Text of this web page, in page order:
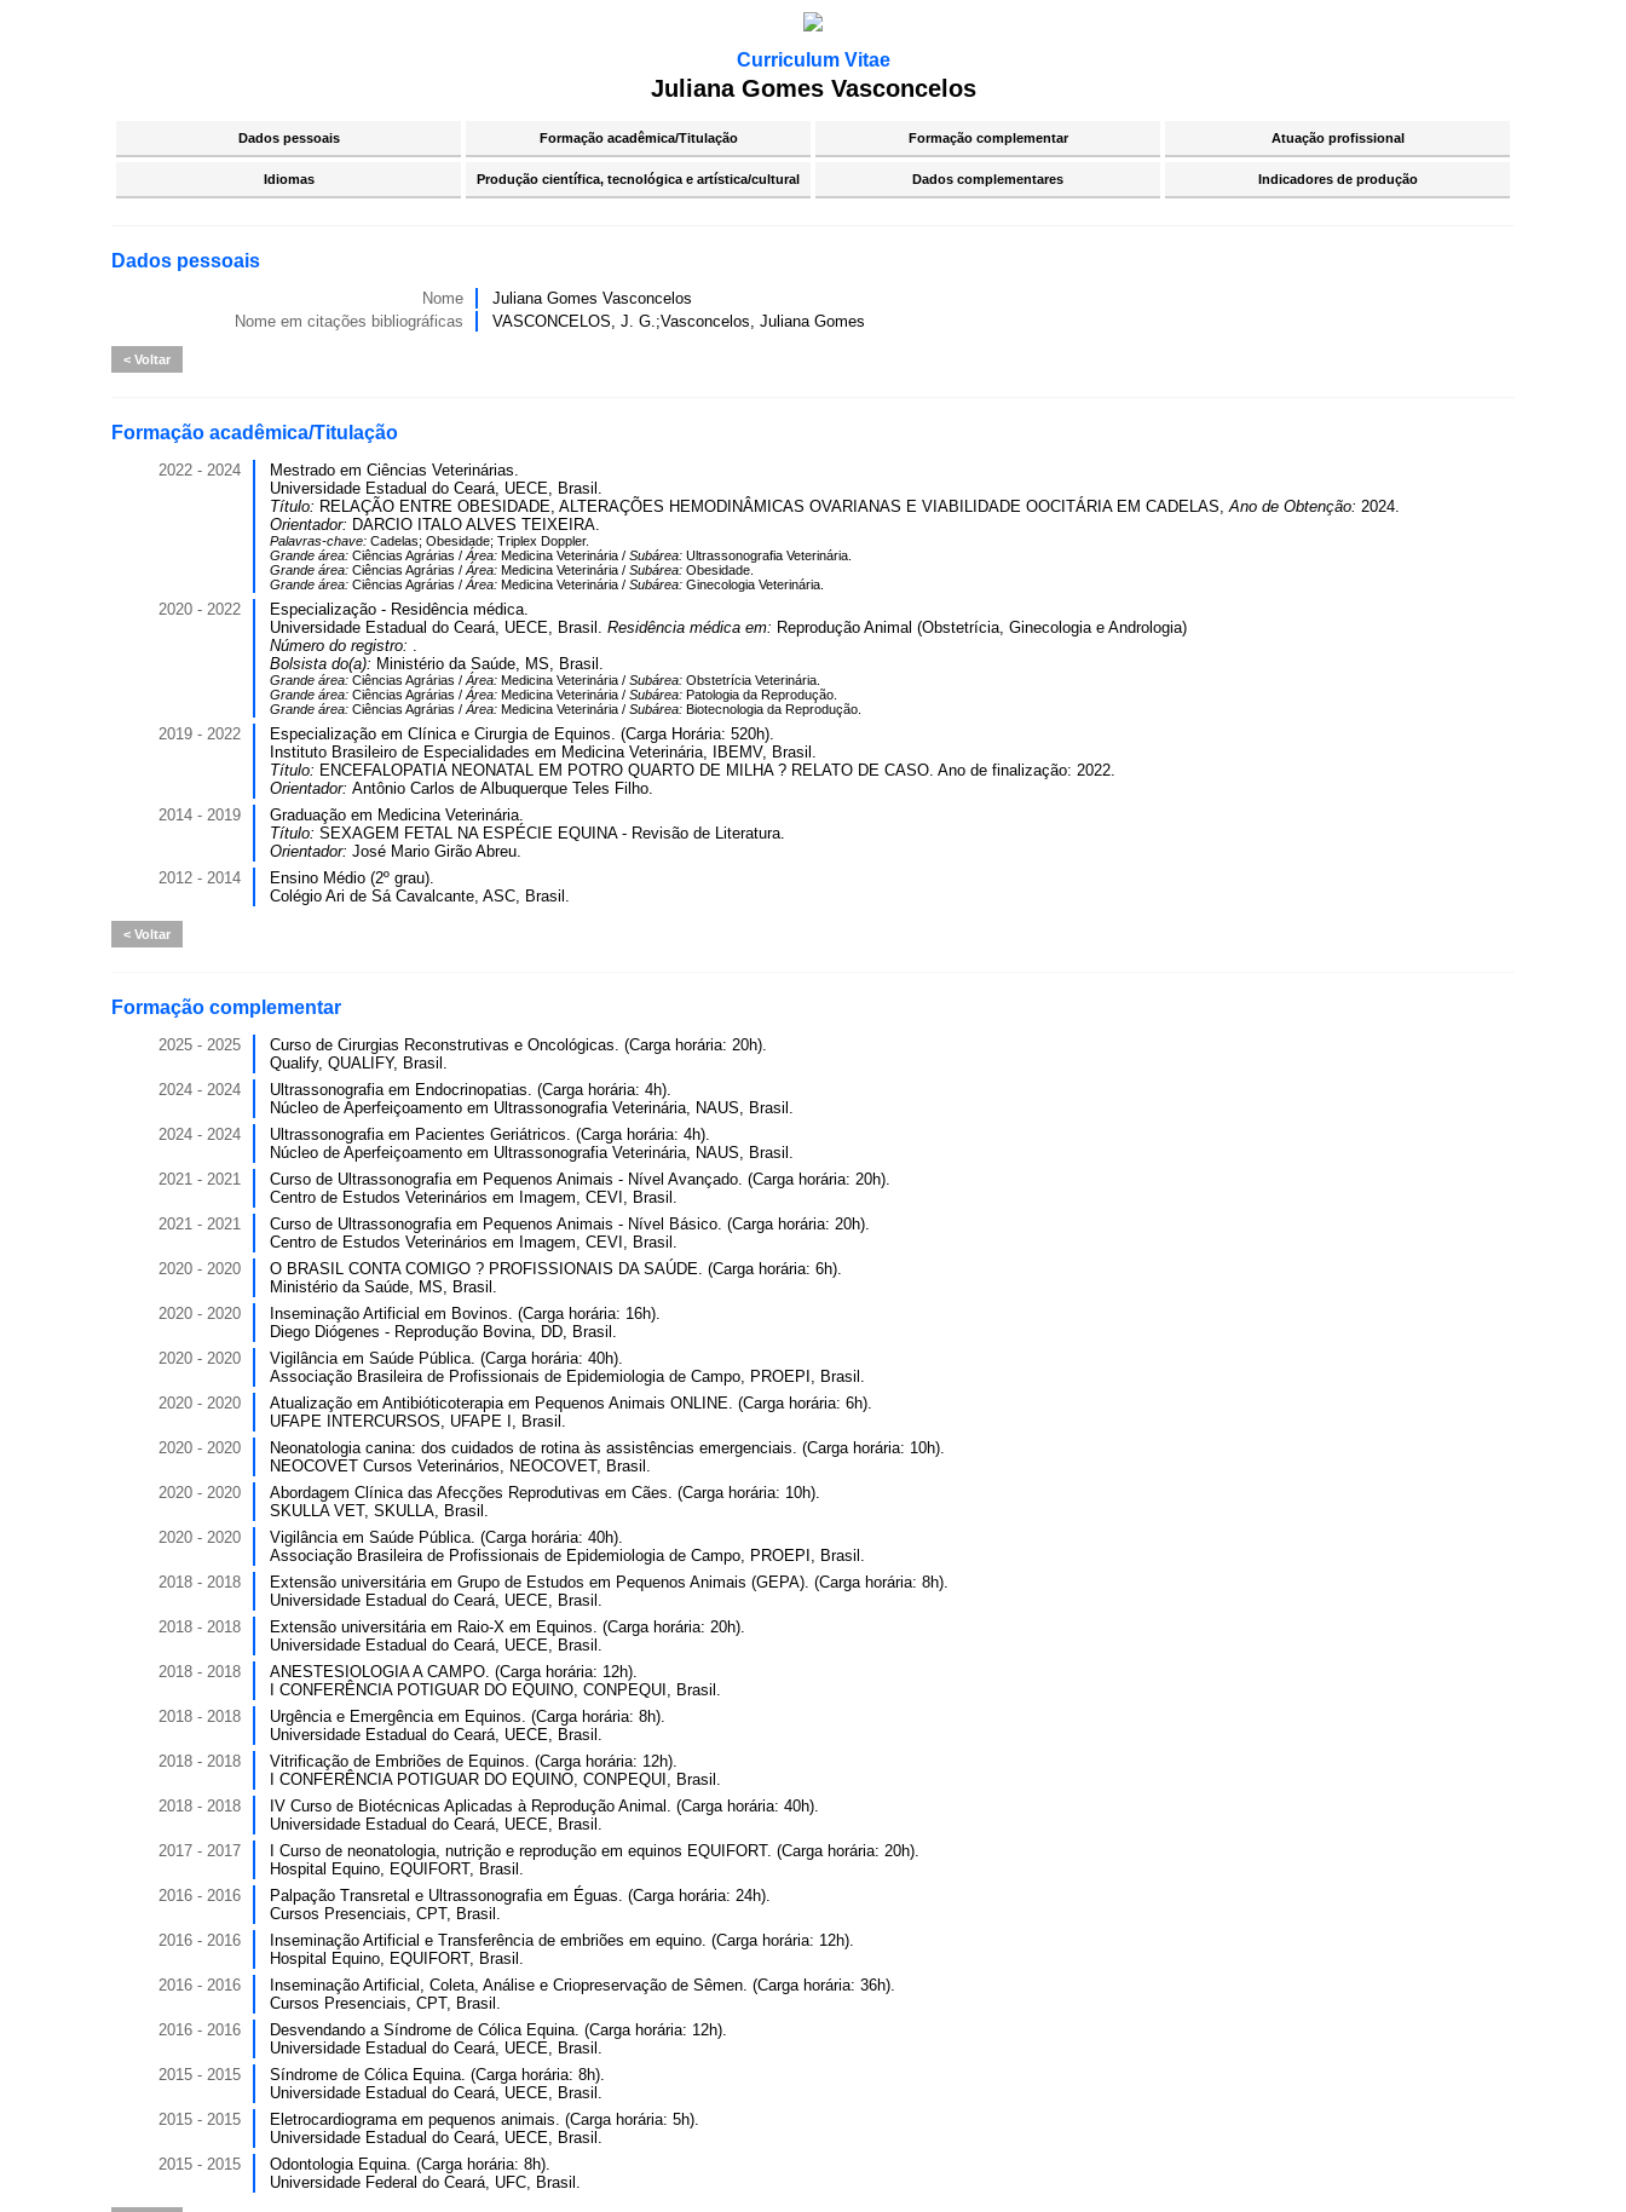
Curriculum Vitae
Juliana Gomes Vasconcelos
Dados pessoais Formação acadêmica/Titulação Formação complementar Atuação profissional
Idiomas Produção científica, tecnológica e artística/cultural Dados complementares Indicadores de produção
Dados pessoais
Nome
Juliana Gomes Vasconcelos
Nome em citações bibliográficas
VASCONCELOS, J. G.;Vasconcelos, Juliana Gomes
Voltar
Formação acadêmica/Titulação
2022 - 2024
Mestrado em Ciências Veterinárias.
Universidade Estadual do Ceará, UECE, Brasil.
Título: RELAÇÃO ENTRE OBESIDADE, ALTERAÇÕES HEMODINÂMICAS OVARIANAS E VIABILIDADE OOCITÁRIA EM CADELAS,Ano de Obtenção: 2024.
Orientador: DARCIO ITALO ALVES TEIXEIRA.
Palavras-chave: Cadelas; Obesidade; Triplex Doppler.
Grande área: Ciências Agrárias / Área: Medicina Veterinária / Subárea: Ultrassonografia Veterinária.
Grande área: Ciências Agrárias / Área: Medicina Veterinária / Subárea: Obesidade.
Grande área: Ciências Agrárias / Área: Medicina Veterinária / Subárea: Ginecologia Veterinária.
2020 - 2022
Especialização - Residência médica.
Universidade Estadual do Ceará, UECE, Brasil. Residência médica em: Reprodução Animal (Obstetrícia, Ginecologia e Andrologia)
Número do registro: .
Bolsista do(a): Ministério da Saúde, MS, Brasil.
Grande área: Ciências Agrárias / Área: Medicina Veterinária / Subárea: Obstetrícia Veterinária.
Grande área: Ciências Agrárias / Área: Medicina Veterinária / Subárea: Patologia da Reprodução.
Grande área: Ciências Agrárias / Área: Medicina Veterinária / Subárea: Biotecnologia da Reprodução.
2019 - 2022
Especialização em Clínica e Cirurgia de Equinos. (Carga Horária: 520h).
Instituto Brasileiro de Especialidades em Medicina Veterinária, IBEMV, Brasil.
Título: ENCEFALOPATIA NEONATAL EM POTRO QUARTO DE MILHA ? RELATO DE CASO. Ano de finalização: 2022.
Orientador: Antônio Carlos de Albuquerque Teles Filho.
2014 - 2019
Graduação em Medicina Veterinária.
Título: SEXAGEM FETAL NA ESPÉCIE EQUINA - Revisão de Literatura.
Orientador: José Mario Girão Abreu.
2012 - 2014
Ensino Médio (2º grau).
Colégio Ari de Sá Cavalcante, ASC, Brasil.
Voltar
Formação complementar
2025 - 2025
Curso de Cirurgias Reconstrutivas e Oncológicas. (Carga horária: 20h).
Qualify, QUALIFY, Brasil.
2024 - 2024
Ultrassonografia em Endocrinopatias. (Carga horária: 4h).
Núcleo de Aperfeiçoamento em Ultrassonografia Veterinária, NAUS, Brasil.
2024 - 2024
Ultrassonografia em Pacientes Geriátricos. (Carga horária: 4h).
Núcleo de Aperfeiçoamento em Ultrassonografia Veterinária, NAUS, Brasil.
2021 - 2021
Curso de Ultrassonografia em Pequenos Animais - Nível Avançado. (Carga horária: 20h).
Centro de Estudos Veterinários em Imagem, CEVI, Brasil.
2021 - 2021
Curso de Ultrassonografia em Pequenos Animais - Nível Básico. (Carga horária: 20h).
Centro de Estudos Veterinários em Imagem, CEVI, Brasil.
2020 - 2020
O BRASIL CONTA COMIGO ? PROFISSIONAIS DA SAÚDE. (Carga horária: 6h).
Ministério da Saúde, MS, Brasil.
2020 - 2020
Inseminação Artificial em Bovinos. (Carga horária: 16h).
Diego Diógenes - Reprodução Bovina, DD, Brasil.
2020 - 2020
Vigilância em Saúde Pública. (Carga horária: 40h).
Associação Brasileira de Profissionais de Epidemiologia de Campo, PROEPI, Brasil.
2020 - 2020
Atualização em Antibióticoterapia em Pequenos Animais ONLINE. (Carga horária: 6h).
UFAPE INTERCURSOS, UFAPE I, Brasil.
2020 - 2020
Neonatologia canina: dos cuidados de rotina às assistências emergenciais. (Carga horária: 10h).
NEOCOVET Cursos Veterinários, NEOCOVET, Brasil.
2020 - 2020
Abordagem Clínica das Afecções Reprodutivas em Cães. (Carga horária: 10h).
SKULLA VET, SKULLA, Brasil.
2020 - 2020
Vigilância em Saúde Pública. (Carga horária: 40h).
Associação Brasileira de Profissionais de Epidemiologia de Campo, PROEPI, Brasil.
2018 - 2018
Extensão universitária em Grupo de Estudos em Pequenos Animais (GEPA). (Carga horária: 8h).
Universidade Estadual do Ceará, UECE, Brasil.
2018 - 2018
Extensão universitária em Raio-X em Equinos. (Carga horária: 20h).
Universidade Estadual do Ceará, UECE, Brasil.
2018 - 2018
ANESTESIOLOGIA A CAMPO. (Carga horária: 12h).
I CONFERÊNCIA POTIGUAR DO EQUINO, CONPEQUI, Brasil.
2018 - 2018
Urgência e Emergência em Equinos. (Carga horária: 8h).
Universidade Estadual do Ceará, UECE, Brasil.
2018 - 2018
Vitrificação de Embriões de Equinos. (Carga horária: 12h).
I CONFERÊNCIA POTIGUAR DO EQUINO, CONPEQUI, Brasil.
2018 - 2018
IV Curso de Biotécnicas Aplicadas à Reprodução Animal. (Carga horária: 40h).
Universidade Estadual do Ceará, UECE, Brasil.
2017 - 2017
I Curso de neonatologia, nutrição e reprodução em equinos EQUIFORT. (Carga horária: 20h).
Hospital Equino, EQUIFORT, Brasil.
2016 - 2016
Palpação Transretal e Ultrassonografia em Éguas. (Carga horária: 24h).
Cursos Presenciais, CPT, Brasil.
2016 - 2016
Inseminação Artificial e Transferência de embriões em equino. (Carga horária: 12h).
Hospital Equino, EQUIFORT, Brasil.
2016 - 2016
Inseminação Artificial, Coleta, Análise e Criopreservação de Sêmen. (Carga horária: 36h).
Cursos Presenciais, CPT, Brasil.
2016 - 2016
Desvendando a Síndrome de Cólica Equina. (Carga horária: 12h).
Universidade Estadual do Ceará, UECE, Brasil.
2015 - 2015
Síndrome de Cólica Equina. (Carga horária: 8h).
Universidade Estadual do Ceará, UECE, Brasil.
2015 - 2015
Eletrocardiograma em pequenos animais. (Carga horária: 5h).
Universidade Estadual do Ceará, UECE, Brasil.
2015 - 2015
Odontologia Equina. (Carga horária: 8h).
Universidade Federal do Ceará, UFC, Brasil.